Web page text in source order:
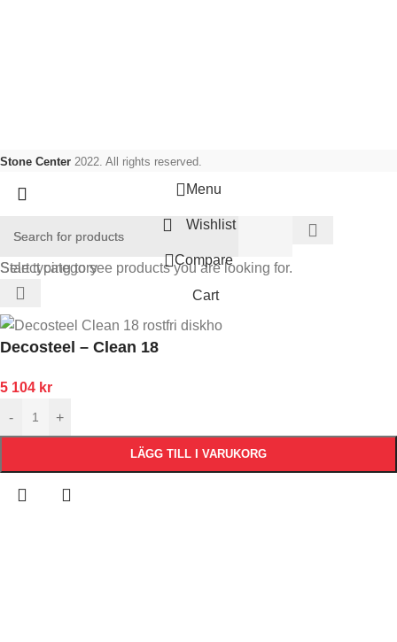
Stone Center 2022. All rights reserved.
Select category
Start typing to see products you are looking for.
Menu
Wishlist
Compare
Cart
Decosteel – Clean 18
5 104 kr
-
+
LÄGG TILL I VARUKORG